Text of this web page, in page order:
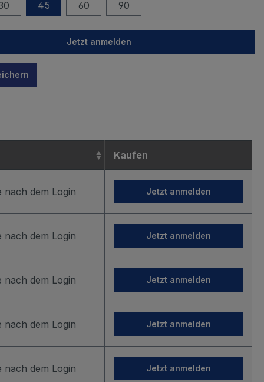
45 60 90
Jetzt anmelden
Kaufen
nach dem Login Jetzt anmelden
nach dem Login Jetzt anmelden
nach dem Login Jetzt anmelden
nach dem Login Jetzt anmelden
nach dem Login Jetzt anmelden